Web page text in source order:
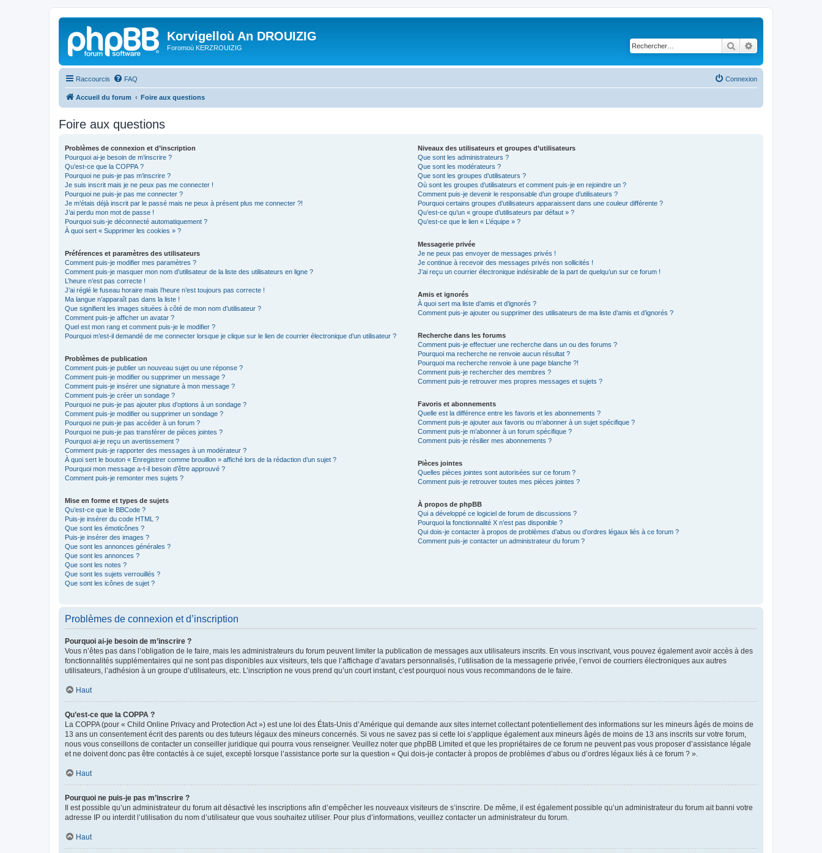
Korvigelloù An DROUIZIG
Foromoù KERZROUIZIG Rechercher
Raccourcis FAQ Connexion
Accueil du forum Foire aux questions
Foire aux questions
Problèmes de connexion et d’inscription
Pourquoi ai-je besoin de m’inscrire ?
Qu’est-ce que la COPPA ?
Pourquoi ne puis-je pas m’inscrire ?
Je suis inscrit mais je ne peux pas me connecter !
Pourquoi ne puis-je pas me connecter ?
Je m’étais déjà inscrit par le passé mais ne peux à présent plus me connecter ?!
J’ai perdu mon mot de passe !
Pourquoi suis-je déconnecté automatiquement ?
À quoi sert « Supprimer les cookies » ?
Préférences et paramètres des utilisateurs
Comment puis-je modifier mes paramètres ?
Comment puis-je masquer mon nom d’utilisateur de la liste des utilisateurs en ligne ?
L’heure n’est pas correcte !
J’ai réglé le fuseau horaire mais l’heure n’est toujours pas correcte !
Ma langue n’apparaît pas dans la liste !
Que signifient les images situées à côté de mon nom d’utilisateur ?
Comment puis-je afficher un avatar ?
Quel est mon rang et comment puis-je le modifier ?
Pourquoi m’est-il demandé de me connecter lorsque je clique sur le lien de courrier électronique d’un utilisateur ?
Problèmes de publication
Comment puis-je publier un nouveau sujet ou une réponse ?
Comment puis-je modifier ou supprimer un message ?
Comment puis-je insérer une signature à mon message ?
Comment puis-je créer un sondage ?
Pourquoi ne puis-je pas ajouter plus d’options à un sondage ?
Comment puis-je modifier ou supprimer un sondage ?
Pourquoi ne puis-je pas accéder à un forum ?
Pourquoi ne puis-je pas transférer de pièces jointes ?
Pourquoi ai-je reçu un avertissement ?
Comment puis-je rapporter des messages à un modérateur ?
À quoi sert le bouton « Enregistrer comme brouillon » affiché lors de la rédaction d’un sujet ?
Pourquoi mon message a-t-il besoin d’être approuvé ?
Comment puis-je remonter mes sujets ?
Mise en forme et types de sujets
Qu’est-ce que le BBCode ?
Puis-je insérer du code HTML ?
Que sont les émoticônes ?
Puis-je insérer des images ?
Que sont les annonces générales ?
Que sont les annonces ?
Que sont les notes ?
Que sont les sujets verrouillés ?
Que sont les icônes de sujet ?
Niveaux des utilisateurs et groupes d’utilisateurs
Que sont les administrateurs ?
Que sont les modérateurs ?
Que sont les groupes d’utilisateurs ?
Où sont les groupes d’utilisateurs et comment puis-je en rejoindre un ?
Comment puis-je devenir le responsable d’un groupe d’utilisateurs ?
Pourquoi certains groupes d’utilisateurs apparaissent dans une couleur différente ?
Qu’est-ce qu’un « groupe d’utilisateurs par défaut » ?
Qu’est-ce que le lien « L’équipe » ?
Messagerie privée
Je ne peux pas envoyer de messages privés !
Je continue à recevoir des messages privés non sollicités !
J’ai reçu un courrier électronique indésirable de la part de quelqu’un sur ce forum !
Amis et ignorés
À quoi sert ma liste d’amis et d’ignorés ?
Comment puis-je ajouter ou supprimer des utilisateurs de ma liste d’amis et d’ignorés ?
Recherche dans les forums
Comment puis-je effectuer une recherche dans un ou des forums ?
Pourquoi ma recherche ne renvoie aucun résultat ?
Pourquoi ma recherche renvoie à une page blanche ?!
Comment puis-je rechercher des membres ?
Comment puis-je retrouver mes propres messages et sujets ?
Favoris et abonnements
Quelle est la différence entre les favoris et les abonnements ?
Comment puis-je ajouter aux favoris ou m’abonner à un sujet spécifique ?
Comment puis-je m’abonner à un forum spécifique ?
Comment puis-je résilier mes abonnements ?
Pièces jointes
Quelles pièces jointes sont autorisées sur ce forum ?
Comment puis-je retrouver toutes mes pièces jointes ?
À propos de phpBB
Qui a développé ce logiciel de forum de discussions ?
Pourquoi la fonctionnalité X n’est pas disponible ?
Qui dois-je contacter à propos de problèmes d’abus ou d’ordres légaux liés à ce forum ?
Comment puis-je contacter un administrateur du forum ?
Problèmes de connexion et d’inscription
Pourquoi ai-je besoin de m’inscrire ?
Vous n’êtes pas dans l’obligation de le faire, mais les administrateurs du forum peuvent limiter la publication de messages aux utilisateurs inscrits. En vous inscrivant, vous pouvez également avoir accès à des
fonctionnalités supplémentaires qui ne sont pas disponibles aux visiteurs, tels que l’affichage d’avatars personnalisés, l’utilisation de la messagerie privée, l’envoi de courriers électroniques aux autres
utilisateurs, l’adhésion à un groupe d’utilisateurs, etc. L’inscription ne vous prend qu’un court instant, c’est pourquoi nous vous recommandons de le faire.
Haut
Qu’est-ce que la COPPA ?
La COPPA (pour « Child Online Privacy and Protection Act ») est une loi des États-Unis d’Amérique qui demande aux sites internet collectant potentiellement des informations sur les mineurs âgés de moins de
13 ans un consentement écrit des parents ou des tuteurs légaux des mineurs concernés. Si vous ne savez pas si cette loi s’applique également aux mineurs âgés de moins de 13 ans inscrits sur votre forum,
nous vous conseillons de contacter un conseiller juridique qui pourra vous renseigner. Veuillez noter que phpBB Limited et que les propriétaires de ce forum ne peuvent pas vous proposer d’assistance légale
et ne doivent donc pas être contactés à ce sujet, excepté lorsque l’assistance porte sur la question « Qui dois-je contacter à propos de problèmes d’abus ou d’ordres légaux liés à ce forum ? ».
Haut
Pourquoi ne puis-je pas m’inscrire ?
Il est possible qu’un administrateur du forum ait désactivé les inscriptions afin d’empêcher les nouveaux visiteurs de s’inscrire. De même, il est également possible qu’un administrateur du forum ait banni votre
adresse IP ou interdit l’utilisation du nom d’utilisateur que vous souhaitez utiliser. Pour plus d’informations, veuillez contacter un administrateur du forum.
Haut